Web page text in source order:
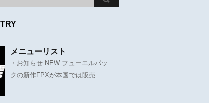
メニューリスト
・お知らせ NEW フューエルパッ
クの新作FPXが本国では販売